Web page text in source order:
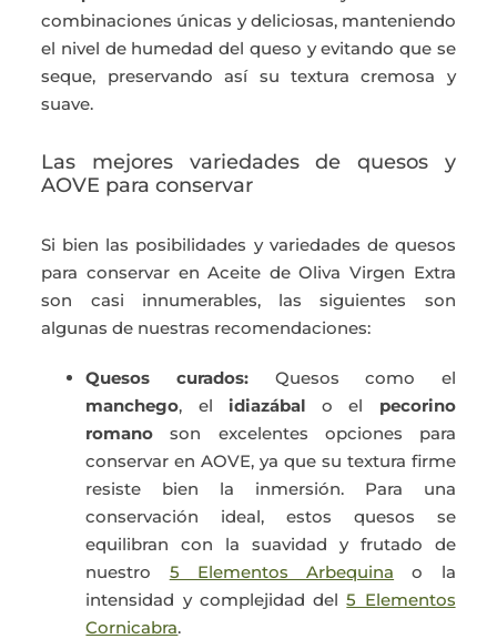
combinaciones únicas y deliciosas, manteniendo
el nivel de humedad del queso y evitando que se
seque, preservando así su textura cremosa y
suave.
Las mejores variedades de quesos y
AOVE para conservar
Si bien las posibilidades y variedades de quesos
para conservar en Aceite de Oliva Virgen Extra
son casi innumerables, las siguientes son
algunas de nuestras recomendaciones:
Quesos curados:Quesos como el
manchego, el idiazábal o el pecorino
romano son excelentes opciones para
conservar en AOVE, ya que su textura firme
resiste bien la inmersión. Para una
conservación ideal, estos quesos se
equilibran con la suavidad y frutado de
nuestro 5 Elementos Arbequina o la
intensidad y complejidad del5 Elementos
Cornicabra.